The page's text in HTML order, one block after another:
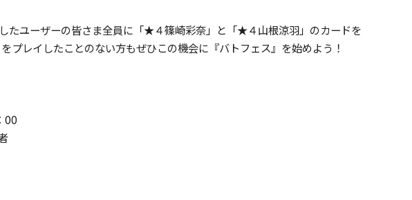
たユーザーの皆さま全員に「★４篠崎彩奈」と「★４山根涼羽」のカードを
プレイしたことのない方もぜひこの機会に『バトフェス』を始めよう！
00